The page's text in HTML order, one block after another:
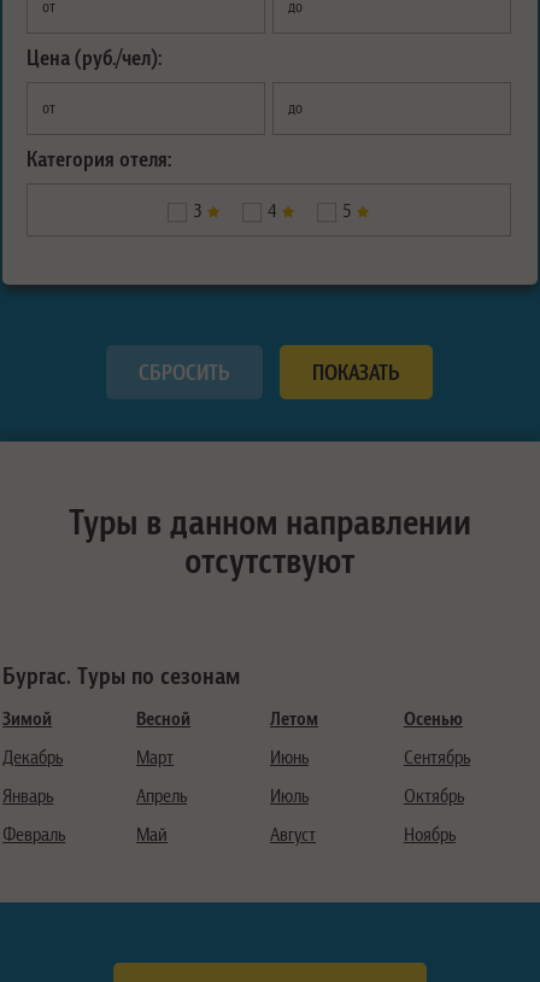
от до
Цена (руб./чел):
от до
Категория отеля:
3 4 5
Туры в данном направлении
отсутствуют
Бургас. Туры по сезонам
Зимой
Декабрь
Январь
Февраль
Весной
Март
Апрель
Май
Летом
Июнь
Июль
Август
Осенью
Сентябрь
Октябрь
Ноябрь